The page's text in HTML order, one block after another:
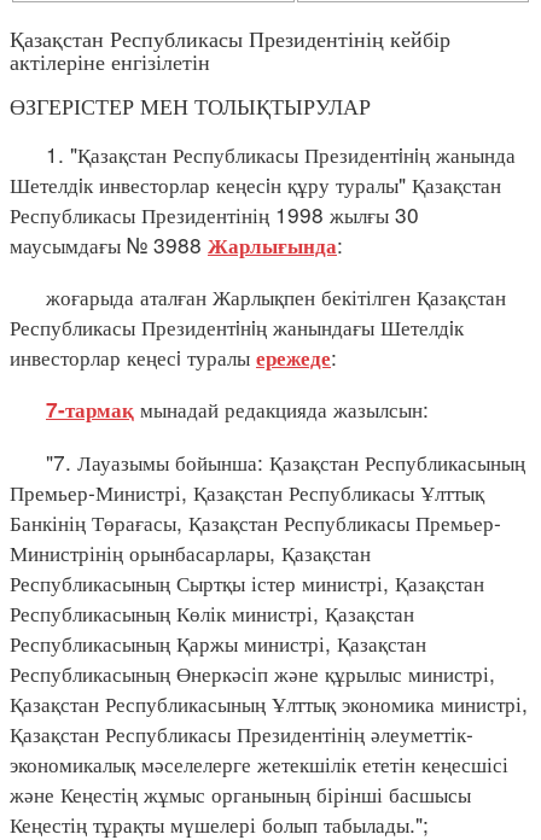
Қазақстан Республикасы Президентінің кейбір
актілеріне енгізілетін
ӨЗГЕРІСТЕР МЕН ТОЛЫҚТЫРУЛАР
1. "Қазақстан Республикасы Президентiнiң жанында
Шетелдiк инвесторлар кеңесiн құру туралы" Қазақстан
Республикасы Президентінің 1998 жылғы 30
маусымдағы № 3988 Жарлығында:
жоғарыда аталған Жарлықпен бекітілген Қазақстан
Республикасы Президентiнiң жанындағы Шетелдiк
инвесторлар кеңесi туралы ережеде:
7-тармақ мынадай редакцияда жазылсын:
"7. Лауазымы бойынша: Қазақстан Республикасының
Премьер-Министрі, Қазақстан Республикасы Ұлттық
Банкінің Төрағасы, Қазақстан Республикасы Премьер-
Министрінің орынбасарлары, Қазақстан
Республикасының Сыртқы істер министрі, Қазақстан
Республикасының Көлік министрі, Қазақстан
Республикасының Қаржы министрі, Қазақстан
Республикасының Өнеркәсіп және құрылыс министрі,
Қазақстан Республикасының Ұлттық экономика министрі,
Қазақстан Республикасы Президентінің әлеуметтік-
экономикалық мәселелерге жетекшілік ететін кеңесшісі
және Кеңестің жұмыс органының бірінші басшысы
Кеңестің тұрақты мүшелері болып табылады.";